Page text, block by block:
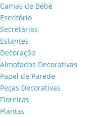
Camas de Bébé
Escritório
Secretárias
Estantes
Decoração
Almofadas Decorativas
Papel de Parede
Peças Decorativas
Floreiras
Plantas